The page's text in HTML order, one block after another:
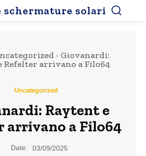
schermature solari
Giovanardi:
Refelter arrivano a Filo64
Uncategorized
Raytent e
arrivano a Filo64
Date: 03/09/2025